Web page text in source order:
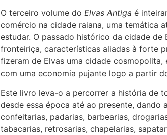
O terceiro volume do Elvas Antiga é
comércio na cidade raiana, uma temática
estudar. O passado histórico da cidade de
fronteiriça, características aliadas à forte
fizeram de Elvas uma cidade cosmopolita,
com uma economia pujante logo a partir
Este livro leva-o a percorrer a história de
desde essa época até ao presente, dando
confeitarias, padarias, barbearias,
tabacarias, retrosarias, chapelarias,